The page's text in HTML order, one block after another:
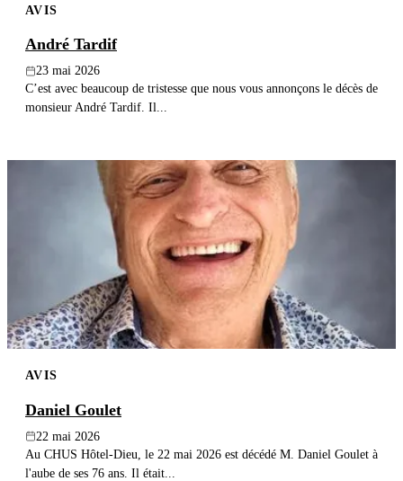
AVIS
André Tardif
23 mai 2026
C’est avec beaucoup de tristesse que nous vous annonçons le décès de
monsieur André Tardif. Il...
AVIS
Daniel Goulet
22 mai 2026
Au CHUS Hôtel-Dieu, le 22 mai 2026 est décédé M. Daniel Goulet à
l'aube de ses 76 ans. Il était...